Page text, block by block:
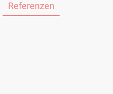
Referenzen